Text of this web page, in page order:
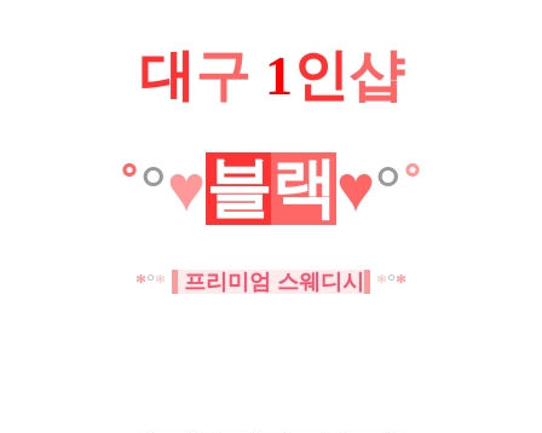
대구 1인샵
˚°♥블랙♥°˚
*°* 프리미엄 스웨디시 *°*